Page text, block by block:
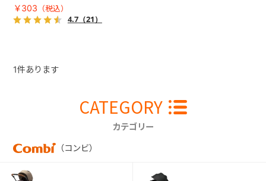
￥303
4.7（21）
1件あります
CATEGORY
カテゴリー
（コンビ）